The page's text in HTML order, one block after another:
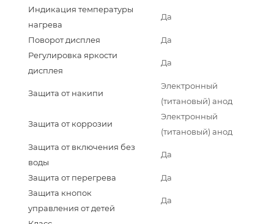
Индикация температуры
нагрева
Да
Поворот дисплея
Да
Регулировка яркости
дисплея
Да
Защита от накипи
Электронный
(титановый) анод
Защита от коррозии
Электронный
(титановый) анод
Защита от включения без
воды
Да
Защита от перегрева
Да
Защита кнопок
управления от детей
Да